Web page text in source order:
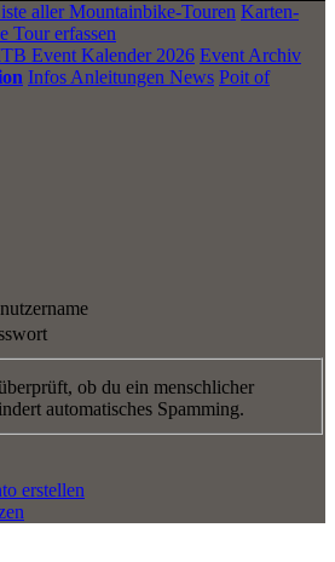
aller Mountainbike-Touren Karten-
Tour erfassen
Event Kalender 2026 Event Archiv
Infos Anleitungen News Poit of
ob du ein menschlicher
automatisches Spamming.
erstellen